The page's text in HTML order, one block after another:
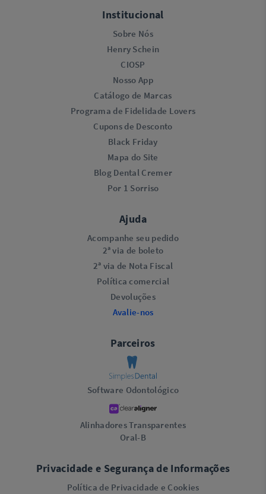
Institucional
Sobre Nós
Henry Schein
CIOSP
Nosso App
Catálogo de Marcas
Programa de Fidelidade Lovers​
Cupons de Desconto
Black Friday
Mapa do Site
Blog Dental Cremer
Por 1 Sorriso
Ajuda
Acompanhe seu pedido
2ª via de boleto
2ª via de Nota Fiscal
Política comercial
Devoluções
Avalie-nos
Parceiros
Software Odontológico
Alinhadores Transparentes
Oral-B
Privacidade e Segurança de Informações
Política de Privacidade e Cookies